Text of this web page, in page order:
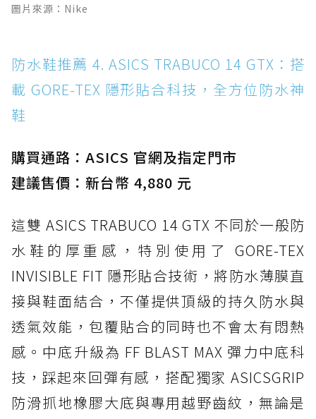
圖片來源：Nike
防水鞋推薦 4. ASICS TRABUCO 14 GTX：搭
載 GORE-TEX 隱形貼合科技，全方位防水神
鞋
購買通路：ASICS 官網及指定門市
建議售價：新台幣 4,880 元
這雙 ASICS TRABUCO 14 GTX 不同於一般防
水鞋的厚重感，特別使用了 GORE-TEX
INVISIBLE FIT 隱形貼合技術，將防水薄膜直
接與鞋面結合，不僅提供頂級的持久防水與
透氣效能，包覆貼合的同時也不會太有悶熱
感。中底升級為 FF BLAST MAX 彈力中底科
技，踩起來回彈有感，搭配獨家 ASICSGRIP
防滑抓地橡膠大底與專用越野齒紋，無論是